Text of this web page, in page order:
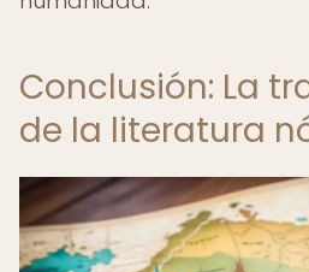
Conclusión: La
de la literatura